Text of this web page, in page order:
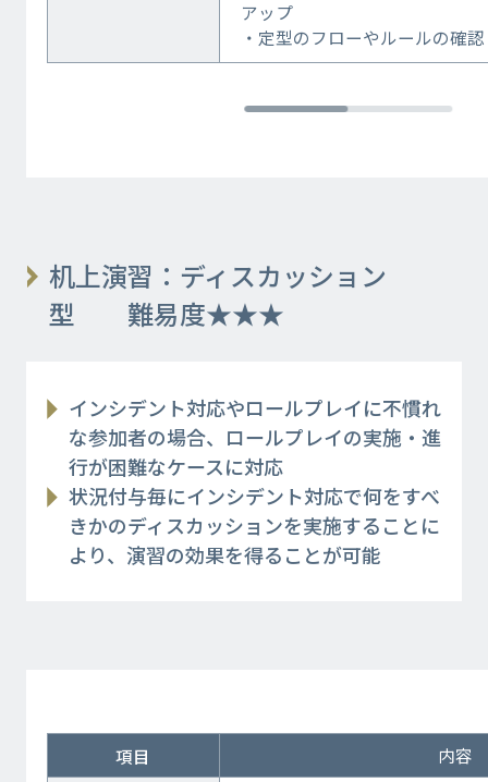
アップ
・定型のフローやルールの確認
机上演習：ディスカッション
型 難易度★★★
インシデント対応やロールプレイに不慣れ
な参加者の場合、ロールプレイの実施・進
行が困難なケースに対応
状況付与毎にインシデント対応で何をすべ
きかのディスカッションを実施することに
より、演習の効果を得ることが可能
項目 内容